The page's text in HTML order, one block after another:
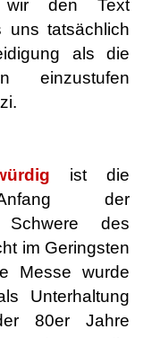
den Text
uns tatsächlich
als die
einzustufen
ist die
der
Schwere des
im Geringsten
Messe wurde
Unterhaltung
80er Jahre